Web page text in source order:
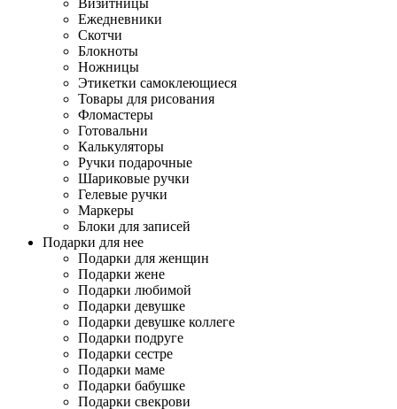
Визитницы
Ежедневники
Скотчи
Блокноты
Ножницы
Этикетки самоклеющиеся
Товары для рисования
Фломастеры
Готовальни
Калькуляторы
Ручки подарочные
Шариковые ручки
Гелевые ручки
Маркеры
Блоки для записей
Подарки для нее
Подарки для женщин
Подарки жене
Подарки любимой
Подарки девушке
Подарки девушке коллеге
Подарки подруге
Подарки сестре
Подарки маме
Подарки бабушке
Подарки свекрови